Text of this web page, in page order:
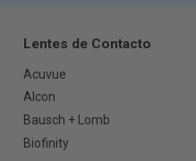
Lentes de Contacto
Acuvue
Alcon
Bausch + Lomb
Biofinity